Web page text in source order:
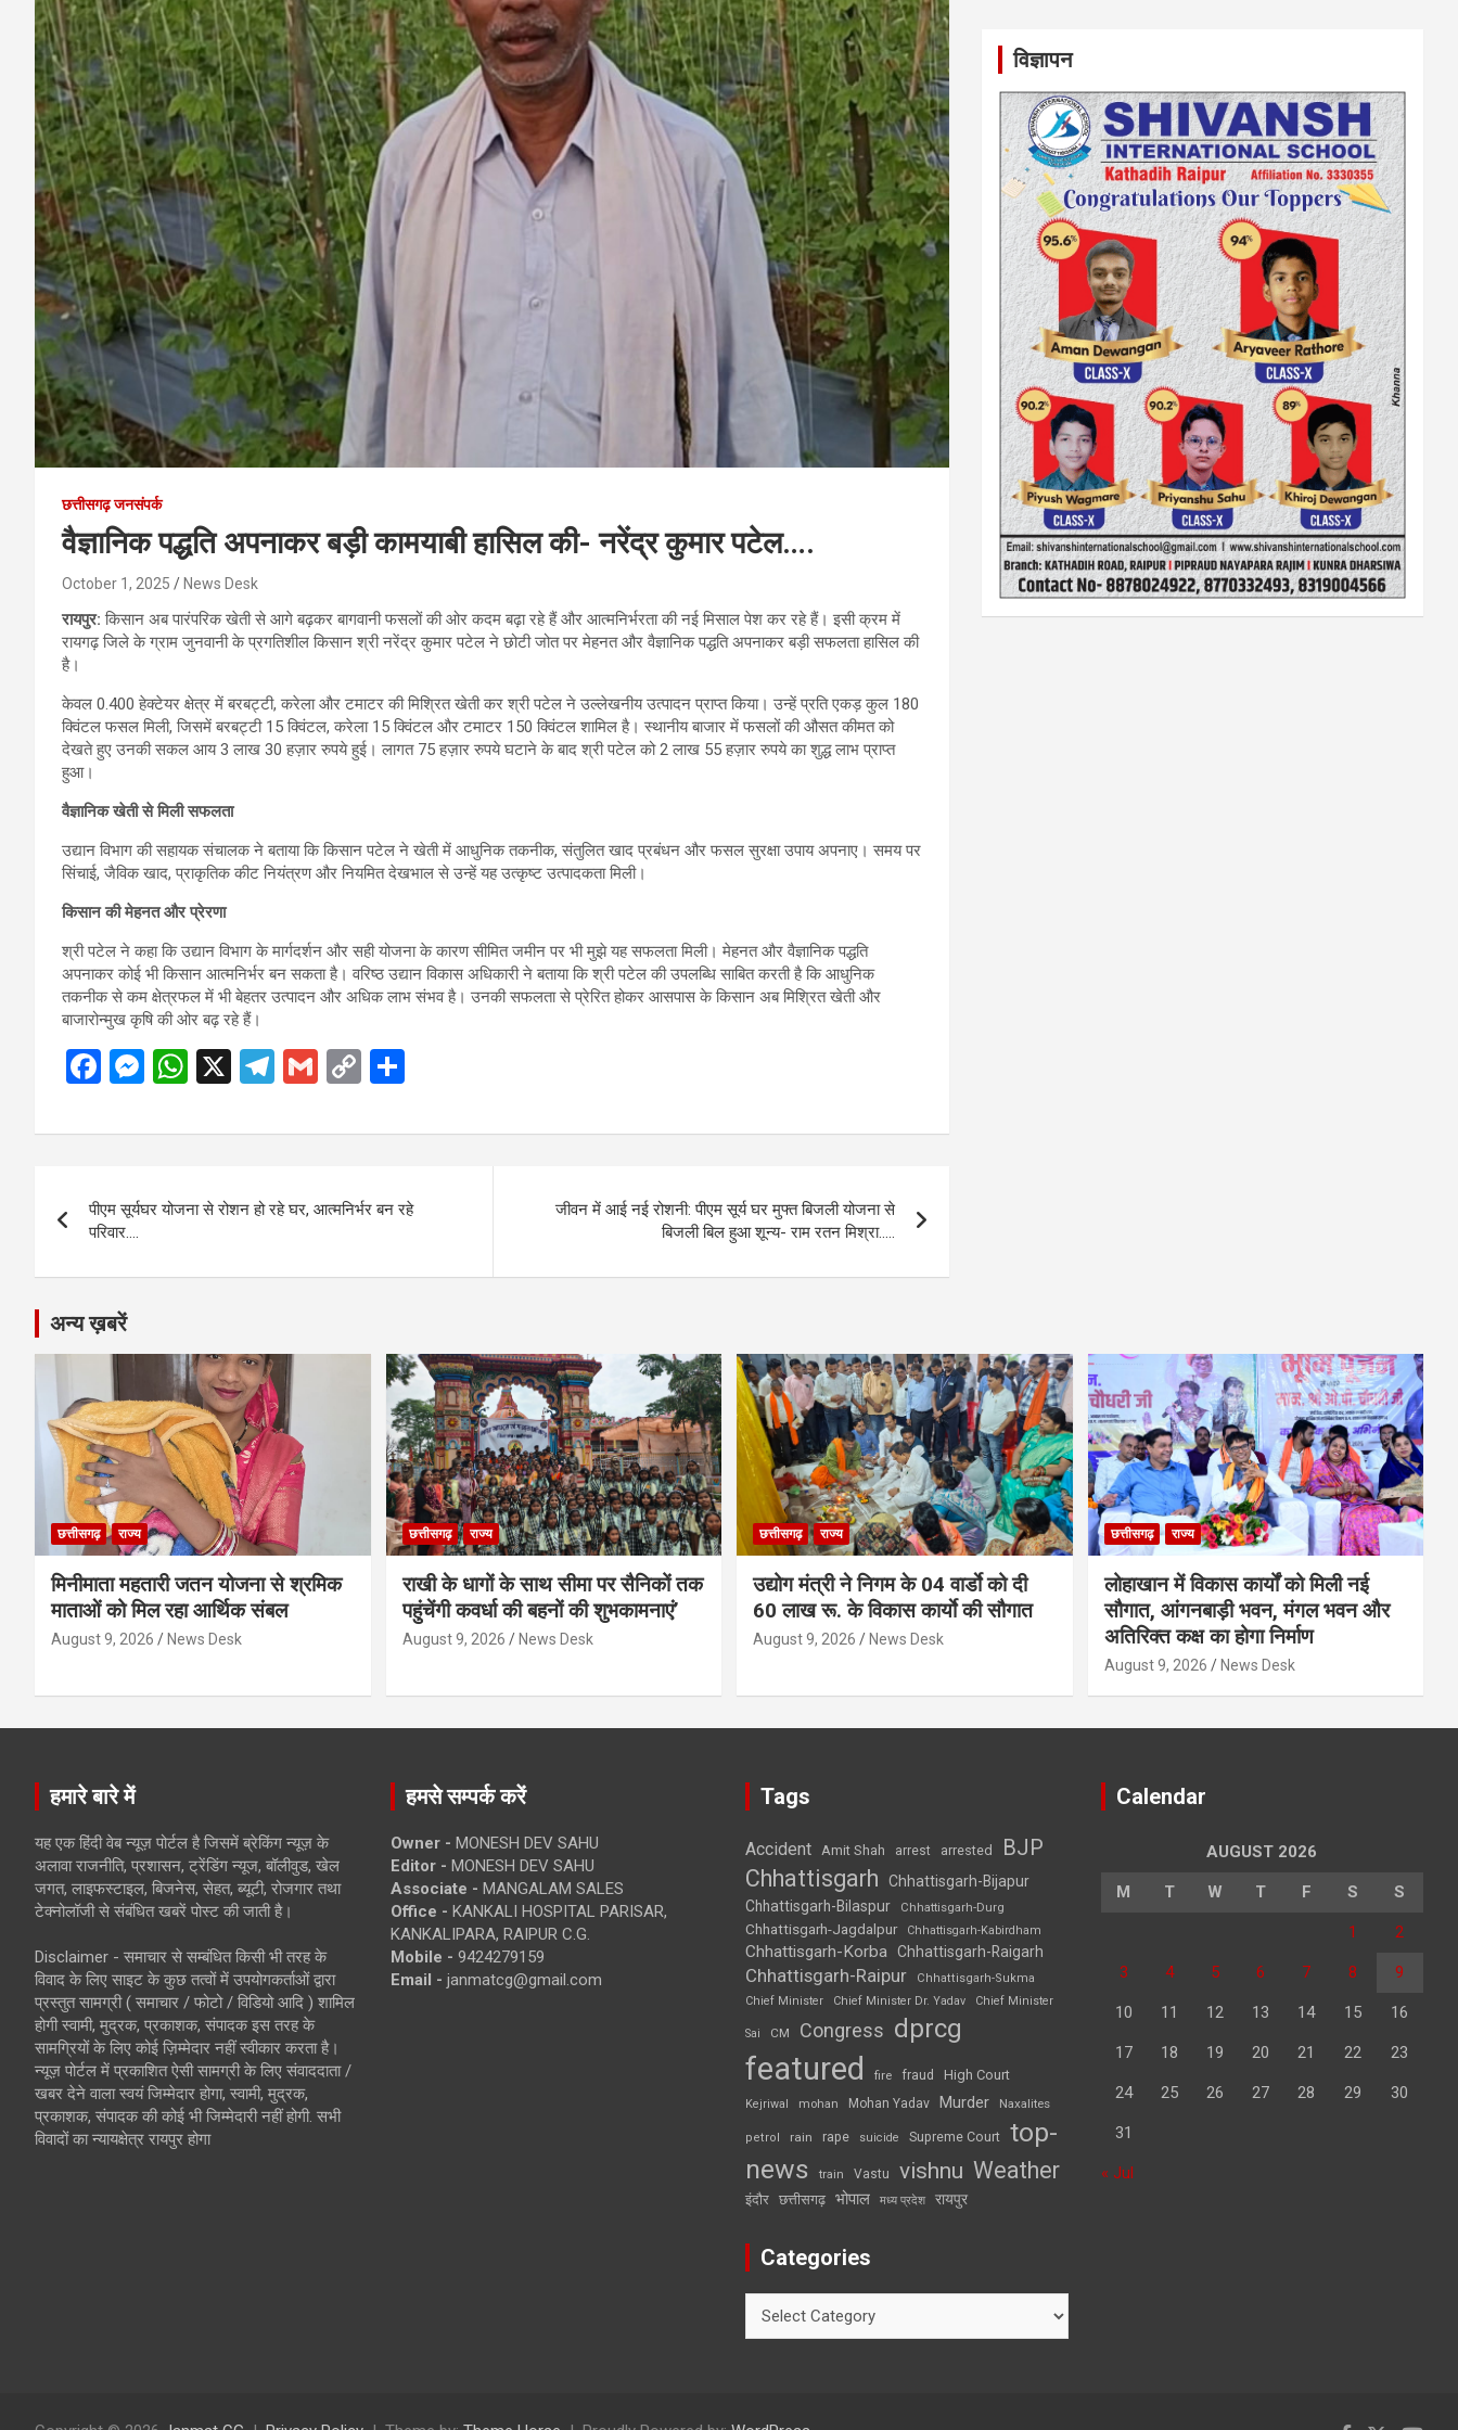
छत्तीसगढ़ जनसंपर्क
वैज्ञानिक पद्धति अपनाकर बड़ी कामयाबी हासिल की- नरेंद्र कुमार पटेल….
October 1, 2025 News Desk
रायपुर:किसान अब पारंपरिक खेती से आगे बढ़कर बागवानी फसलों की ओर कदम बढ़ा रहे हैं और आत्मनिर्भरता की नई मिसाल पेश कर रहे हैं। इसी क्रम में
रायगढ़ जिले के ग्राम जुनवानी के प्रगतिशील किसान श्री नरेंद्र कुमार पटेल ने छोटी जोत पर मेहनत और वैज्ञानिक पद्धति अपनाकर बड़ी सफलता हासिल की
है।
केवल 0.400 हेक्टेयर क्षेत्र में बरबट्टी, करेला और टमाटर की मिश्रित खेती कर श्री पटेल ने उल्लेखनीय उत्पादन प्राप्त किया। उन्हें प्रति एकड़ कुल 180
क्विंटल फसल मिली, जिसमें बरबट्टी 15 क्विंटल, करेला 15 क्विंटल और टमाटर 150 क्विंटल शामिल है। स्थानीय बाजार में फसलों की औसत कीमत को
देखते हुए उनकी सकल आय 3 लाख 30 हज़ार रुपये हुई। लागत 75 हज़ार रुपये घटाने के बाद श्री पटेल को 2 लाख 55 हज़ार रुपये का शुद्ध लाभ प्राप्त
हुआ।
वैज्ञानिक खेती से मिली सफलता
उद्यान विभाग की सहायक संचालक ने बताया कि किसान पटेल ने खेती में आधुनिक तकनीक, संतुलित खाद प्रबंधन और फसल सुरक्षा उपाय अपनाए। समय पर
सिंचाई, जैविक खाद, प्राकृतिक कीट नियंत्रण और नियमित देखभाल से उन्हें यह उत्कृष्ट उत्पादकता मिली।
किसान की मेहनत और प्रेरणा
श्री पटेल ने कहा कि उद्यान विभाग के मार्गदर्शन और सही योजना के कारण सीमित जमीन पर भी मुझे यह सफलता मिली। मेहनत और वैज्ञानिक पद्धति
अपनाकर कोई भी किसान आत्मनिर्भर बन सकता है। वरिष्ठ उद्यान विकास अधिकारी ने बताया कि श्री पटेल की उपलब्धि साबित करती है कि आधुनिक
तकनीक से कम क्षेत्रफल में भी बेहतर उत्पादन और अधिक लाभ संभव है। उनकी सफलता से प्रेरित होकर आसपास के किसान अब मिश्रित खेती और
बाजारोन्मुख कृषि की ओर बढ़ रहे हैं।
F
ce
o
o
k
M
se
g
W
at
A
p
X
T
e
a
G
ail
C
py
n
ar
navigation
पीएम सूर्यघर योजना से रोशन हो रहे घर, आत्मनिर्भर बन रहे
परिवार….
जीवन में आई नई रोशनी: पीएम सूर्य घर मुफ्त बिजली योजना से
बिजली बिल हुआ शून्य- राम रतन मिश्रा…..
विज्ञापन
अन्य ख़बरें
छत्तीसगढ़ राज्य
मिनीमाता महतारी जतन योजना से श्रमिक
माताओं को मिल रहा आर्थिक संबल
August 9, 2026 News Desk
छत्तीसगढ़ राज्य
राखी के धागों के साथ सीमा पर सैनिकों तक
पहुंचेंगी कवर्धा की बहनों की शुभकामनाएं’
August 9, 2026 News Desk
छत्तीसगढ़ राज्य
उद्योग मंत्री ने निगम के 04 वार्डाे को दी
60 लाख रू. के विकास कार्याे की सौगात
August 9, 2026 News Desk
छत्तीसगढ़ राज्य
लोहाखान में विकास कार्यों को मिली नई
सौगात, आंगनबाड़ी भवन, मंगल भवन और
अतिरिक्त कक्ष का होगा निर्माण
August 9, 2026 News Desk
हमारे बारे में
यह एक हिंदी वेब न्यूज़ पोर्टल है जिसमें ब्रेकिंग न्यूज़ के
अलावा राजनीति, प्रशासन, ट्रेंडिंग न्यूज, बॉलीवुड, खेल
जगत, लाइफस्टाइल, बिजनेस, सेहत, ब्यूटी, रोजगार तथा
टेक्नोलॉजी से संबंधित खबरें पोस्ट की जाती है।
Disclaimer - समाचार से सम्बंधित किसी भी तरह के
विवाद के लिए साइट के कुछ तत्वों में उपयोगकर्ताओं द्वारा
प्रस्तुत सामग्री ( समाचार / फोटो / विडियो आदि ) शामिल
होगी स्वामी, मुद्रक, प्रकाशक, संपादक इस तरह के
सामग्रियों के लिए कोई ज़िम्मेदार नहीं स्वीकार करता है।
न्यूज़ पोर्टल में प्रकाशित ऐसी सामग्री के लिए संवाददाता /
खबर देने वाला स्वयं जिम्मेदार होगा, स्वामी, मुद्रक,
प्रकाशक, संपादक की कोई भी जिम्मेदारी नहीं होगी. सभी
विवादों का न्यायक्षेत्र रायपुर होगा
हमसे सम्पर्क करें
Owner - MONESH DEV SAHU
Editor - MONESH DEV SAHU
Associate - MANGALAM SALES
Office - KANKALI HOSPITAL PARISAR,
KANKALIPARA, RAIPUR C.G.
Mobile - 9424279159
Email - janmatcg@gmail.com
Tags
Accident Amit Shah arrest arrested BJP
Chhattisgarh
Chhattisgarh-Bijapur
Chhattisgarh-Bilaspur
Chhattisgarh-Durg
Chhattisgarh-Jagdalpur Chhattisgarh-Kabirdham
Chhattisgarh-Korba Chhattisgarh-Raigarh
Chhattisgarh-Raipur
Chhattisgarh-Sukma
Chief Minister
Chief Minister Dr. Yadav Chief Minister
Sai CM Congress dprcg
featured fire fraud High Court
Kejriwal mohan Mohan Yadav Murder Naxalites
petrol rain rape suicide Supreme Court top-
news
train Vastu vishnu Weather
इंदौर छत्तीसगढ़ भोपाल मध्य प्रदेश रायपुर
Categories
Calendar
AUGUST 2026
M T W T F S S
1 2
3 4 5 6 7 8 9
10 11 12 13 14 15 16
17 18 19 20 21 22 23
24 25 26 27 28 29 30
31
« Jul